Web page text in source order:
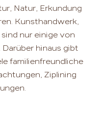
Natur, Erkundung
Kunsthandwerk,
nur einige von
hinaus gibt
familienfreundliche
Ziplining